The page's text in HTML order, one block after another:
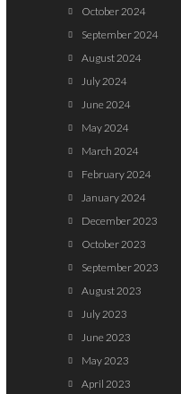
October 2024
September 2024
August 2024
July 2024
June 2024
May 2024
March 2024
February 2024
January 2024
December 2023
October 2023
September 2023
August 2023
July 2023
June 2023
May 2023
April 2023